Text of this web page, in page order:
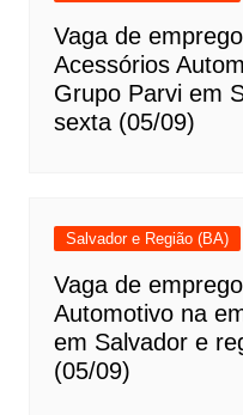
Vaga de
Acessórios
Grupo Parvi em
sexta (05/09)
Salvador e Região (BA)
Vaga de
Automotivo na
em Salvador e
(05/09)